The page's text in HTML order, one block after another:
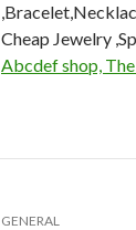
Cheap Jewelry
Abcdef shop,
GENERAL